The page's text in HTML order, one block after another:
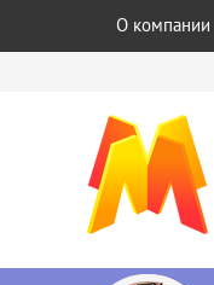
О компании